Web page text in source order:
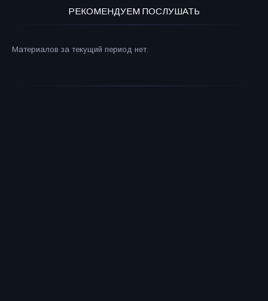
РЕКОМЕНДУЕМ ПОСЛУШАТЬ
Материалов за текущий период нет.